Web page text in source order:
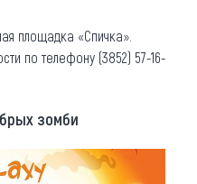
площадка «Спичка».
по телефону (3852) 57-16-
зомби